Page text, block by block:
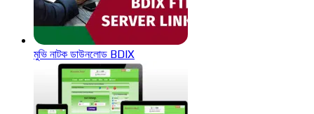
মুভি নাটক ডাউনলোড BDIX